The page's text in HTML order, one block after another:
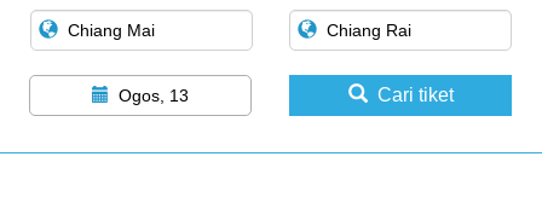
Ogos, 13 Cari tiket